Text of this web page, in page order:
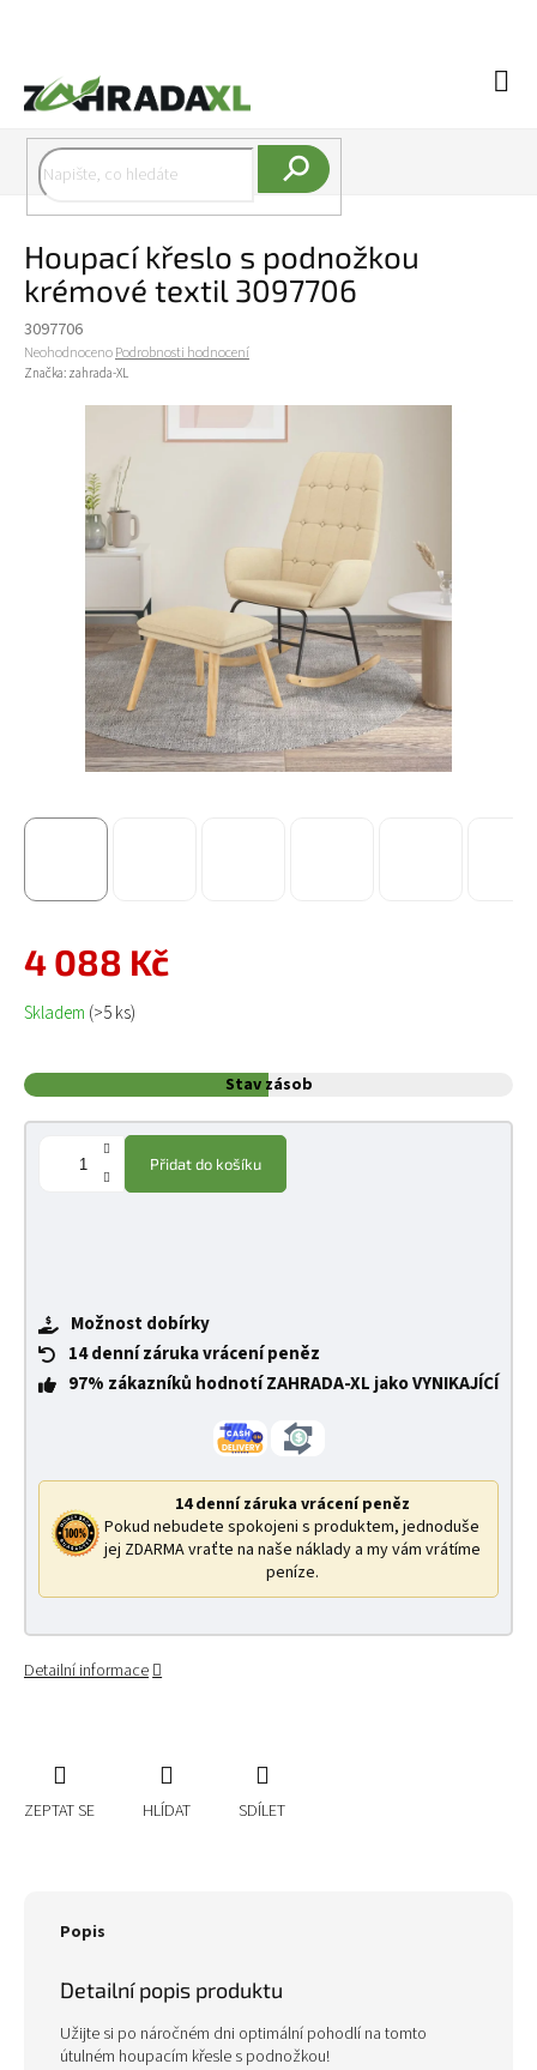
Houpací křeslo s podnožkou
krémové textil 3097706
3097706
Průměrné hodnocení produktu je 0,0 z 5 hvězdiček.
NeohodnocenoPodrobnosti hodnocení
Značka: zahrada-XL
4 088 Kč
Měrná cena:
Skladem (>5 ks)
Stav zásob
Přidat do košíku
Možnost dobírky
14 denní záruka vrácení peněz
97% zákazníků hodnotí ZAHRADA-XL jako VYNIKAJÍCÍ
14 denní záruka vrácení peněz
Pokud nebudete spokojeni s produktem, jednoduše
jej ZDARMA vraťte na naše náklady a my vám vrátíme
peníze.
Detailní informace
ZEPTAT SE HLÍDAT SDÍLET
Popis
Detailní popis produktu
Užijte si po náročném dni optimální pohodlí na tomto
útulném houpacím křesle s podnožkou!